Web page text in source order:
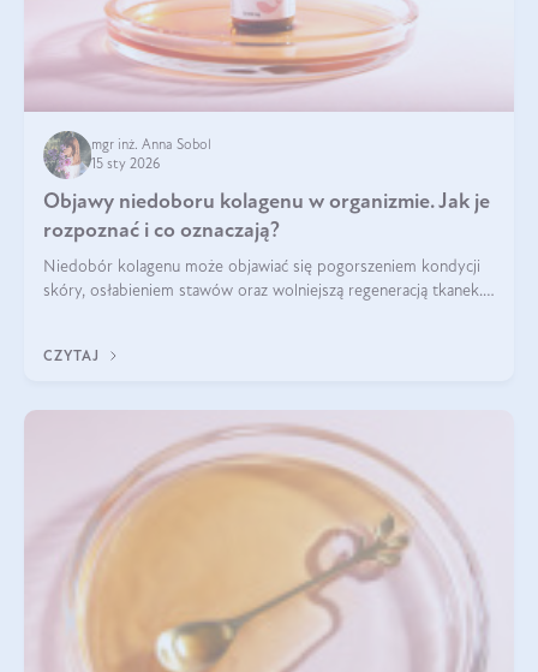
mgr inż. Anna Sobol
15 sty 2026
Objawy niedoboru kolagenu w organizmie. Jak je
rozpoznać i co oznaczają?
Niedobór kolagenu może objawiać się pogorszeniem kondycji
skóry, osłabieniem stawów oraz wolniejszą regeneracją tkanek.
osłabienie włosów.
CZYTAJ